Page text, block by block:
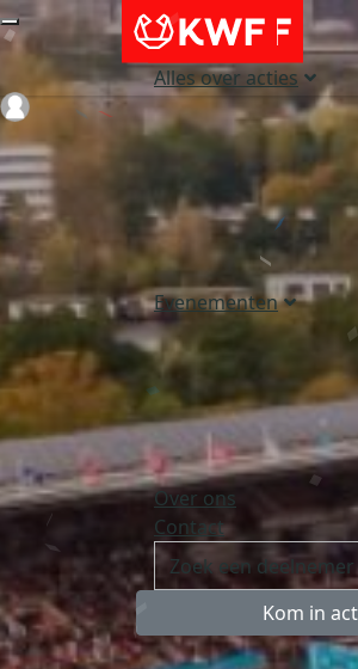
Alles over acties
Evenementen
Over ons
Contact
Kom in
Login